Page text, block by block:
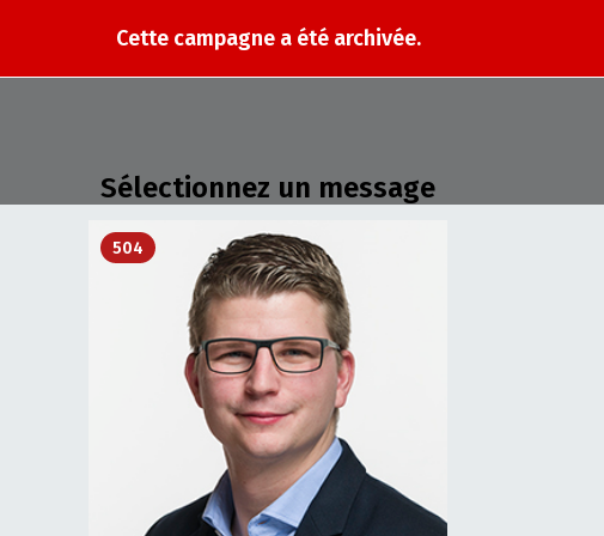
Cette campagne a été archivée.
Sélectionnez un message
504